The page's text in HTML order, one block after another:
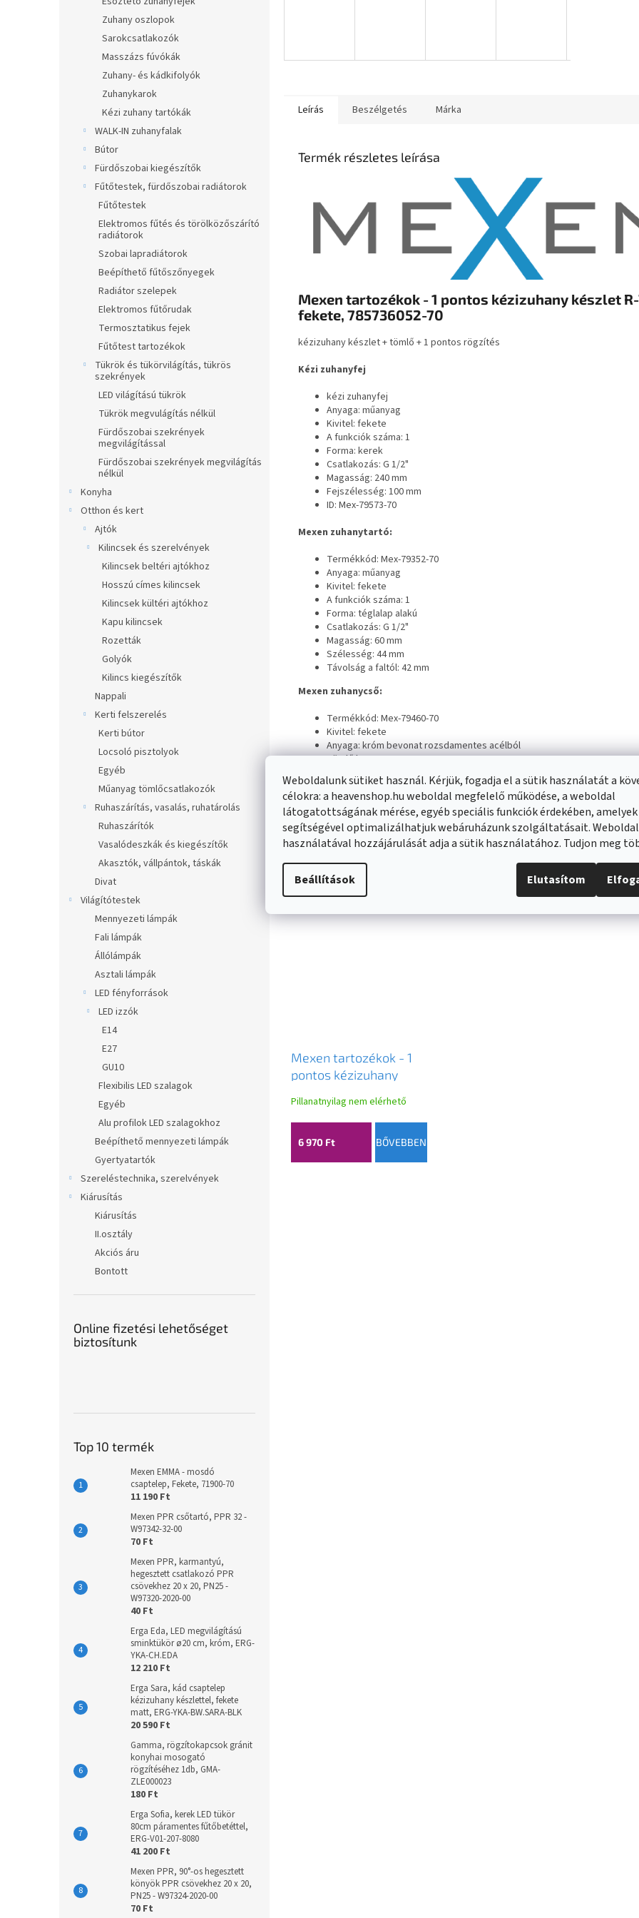
Weboldalunk sütiket használ. Kérjük, fogadja el a sütik használatát a
célokra: a heavenshop.hu weboldal megfelelő működése, a weboldal
látogatottságának mérése, egyéb speciális funkciók érdekében, amelyek
segítségével optimalizálhatjuk webáruházunk szolgáltatásait.
használatával hozzájárulását adja a sütik használatához. Tudjon meg
Beállítások Elutasítom
Zuhany oszlopok
Sarokcsatlakozók
Masszázs fúvókák
Zuhany- és kádkifolyók
Zuhanykarok
Kézi zuhany tartókák
WALK-IN zuhanyfalak
Bútor
Fürdőszobai kiegészítők
Fűtőtestek, fürdőszobai radiátorok
Fűtőtestek
Elektromos fűtés és törölközőszárító
radiátorok
Szobai lapradiátorok
Beépíthető fűtőszőnyegek
Radiátor szelepek
Elektromos fűtőrudak
Termosztatikus fejek
Fűtőtest tartozékok
Tükrök és tükörvilágítás, tükrös
szekrények
LED világítású tükrök
Tükrök megvulágítás nélkül
Fürdőszobai szekrények
megvilágítással
Fürdőszobai szekrények megvilágítás
nélkül
Konyha
Otthon és kert
Ajtók
Kilincsek és szerelvények
Kilincsek beltéri ajtókhoz
Hosszú címes kilincsek
Kilincsek kültéri ajtókhoz
Kapu kilincsek
Rozetták
Golyók
Kilincs kiegészítők
Nappali
Kerti felszerelés
Kerti bútor
Locsoló pisztolyok
Egyéb
Műanyag tömlőcsatlakozók
Ruhaszárítás, vasalás, ruhatárolás
Ruhaszárítók
Vasalódeszkák és kiegészítők
Akasztók, vállpántok, táskák
Divat
Világítótestek
Mennyezeti lámpák
Fali lámpák
Állólámpák
Asztali lámpák
LED fényforrások
LED izzók
E14
E27
GU10
Flexibilis LED szalagok
Egyéb
Alu profilok LED szalagokhoz
Beépíthető mennyezeti lámpák
Gyertyatartók
Szereléstechnika, szerelvények
Kiárusítás
Kiárusítás
II.osztály
Akciós áru
Bontott
Online fizetési lehetőséget
biztosítunk
Top 10 termék
Mexen EMMA - mosdó
csaptelep, Fekete, 71900-70
11 190 Ft
Mexen PPR csőtartó, PPR 32 -
W97342-32-00
70 Ft
Mexen PPR, karmantyú,
hegesztett csatlakozó PPR
csövekhez 20 x 20, PN25 -
W97320-2020-00
40 Ft
Erga Eda, LED megvilágítású
sminktükör ø20 cm, króm, ERG-
YKA-CH.EDA
12 210 Ft
Erga Sara, kád csaptelep
kézizuhany készlettel, fekete
matt, ERG-YKA-BW.SARA-BLK
20 590 Ft
Gamma, rögzítokapcsok gránit
konyhai mosogató
rögzítéséhez 1db, GMA-
ZLE000023
180 Ft
Erga Sofia, kerek LED tükör
80cm páramentes fűtőbetéttel,
ERG-V01-207-8080
41 200 Ft
Mexen PPR, 90°-os hegesztett
könyök PPR csövekhez 20 x 20,
PN25 - W97324-2020-00
70 Ft
Leírás Beszélgetés Márka
Termék részletes leírása
Mexen tartozékok - 1 pontos kézizuhany készlet
fekete, 785736052-70
kézizuhany készlet + tömlő + 1 pontos rögzítés
Kézi zuhanyfej
kézi zuhanyfej
Anyaga: műanyag
Kivitel: fekete
A funkciók száma: 1
Forma: kerek
Csatlakozás: G 1/2"
Magasság: 240 mm
Fejszélesség: 100 mm
ID: Mex-79573-70
Mexen zuhanytartó:
Termékkód: Mex-79352-70
Anyaga: műanyag
Kivitel: fekete
A funkciók száma: 1
Forma: téglalap alakú
Csatlakozás: G 1/2"
Magasság: 60 mm
Szélesség: 44 mm
Távolság a faltól: 42 mm
Mexen zuhanycső:
Termékkód: Mex-79460-70
Kivitel: fekete
Anyaga: króm bevonat rozsdamentes acélból
Tömlő hossza: 150 cm
Csatlakozás: 1/2"
Sárgaréz hegyek
A forgó végek megakadályozzák a csavarodást
Nyújtásnak és hajlításnak ellenálló rugalmas anyag
Hasonló termékek
Mexen tartozékok - 1
pontos kézizuhany
fehér, 785736052-02
Pillanatnyilag nem elérhető
6 970 Ft BŐVEBBEN